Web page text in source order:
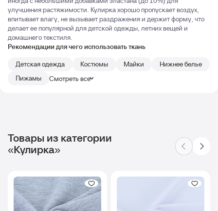
улучшения растяжимости. Кулирка хорошо пропускает воздух,
впитывает влагу, не вызывает раздражения и держит форму, что
делает ее популярной для детской одежды, летних вещей и
домашнего текстиля.
Рекомендации для чего использовать ткань
Детская одежда
Костюмы Майки
Нижнее белье
Пижамы
Смотреть все
Товары из категории
«Кулирка»